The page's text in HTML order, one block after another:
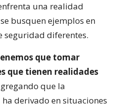
una realidad
busquen ejemplos en
seguridad diferentes.
que tomar
que tienen realidades
que la
derivado en situaciones